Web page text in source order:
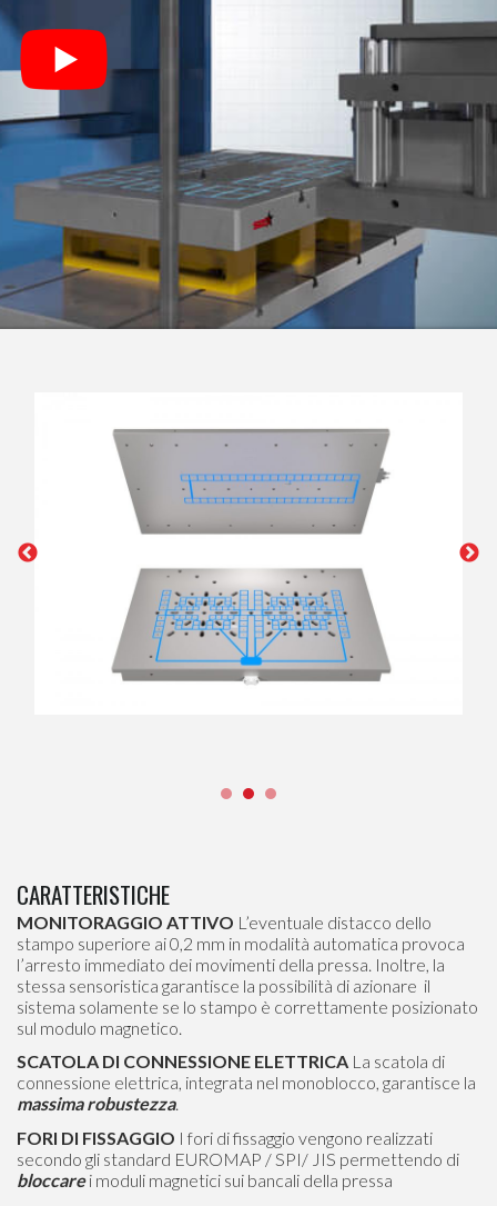
CARATTERISTICHE
MONITORAGGIO ATTIVO L’eventuale distacco dello
stampo superiore ai 0,2 mm in modalità automatica provoca
l’arresto immediato dei movimenti della pressa. Inoltre, la
stessa sensoristica garantisce la possibilità di azionare il
sistema solamente se lo stampo è correttamente posizionato
sul modulo magnetico.
SCATOLA DI CONNESSIONE ELETTRICA La scatola di
connessione elettrica, integrata nel monoblocco, garantisce la
massima robustezza.
FORI DI FISSAGGIO I fori di fissaggio vengono realizzati
secondo gli standard EUROMAP / SPI/ JIS permettendo di
bloccarei moduli magnetici sui bancali della pressa